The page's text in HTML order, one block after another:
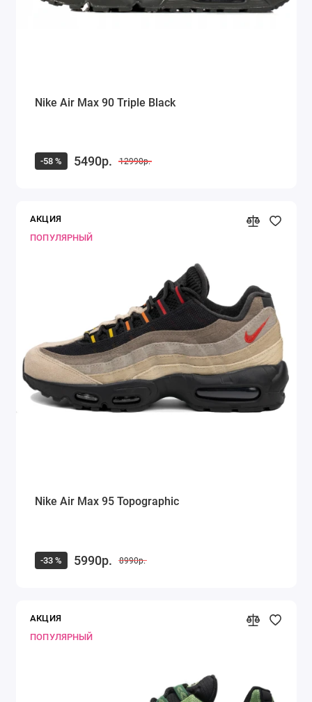
Nike Air Max 90 Triple Black
-58 % 5490р. 12990р.
АКЦИЯ
ПОПУЛЯРНЫЙ
Nike Air Max 95 Topographic
-33 % 5990р. 8990р.
АКЦИЯ
ПОПУЛЯРНЫЙ